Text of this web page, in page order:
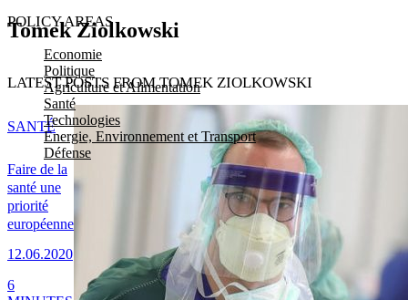
POLICY AREAS
Economie
Politique
Agriculture et Alimentation
Santé
Technologies
Energie, Environnement et Transport
Défense
Tomek Ziolkowski
LATEST POSTS FROM TOMEK ZIOLKOWSKI
Faire de la
santé une
priorité
européenne
12.06.2020
SANTÉ
6